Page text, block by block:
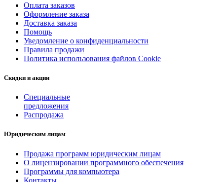
Оплата заказов
Оформление заказа
Доставка заказа
Помощь
Уведомление о конфиденциальности
Правила продажи
Политика использования файлов Cookie
Скидки и акции
Специальные
предложения
Распродажа
Юридическим лицам
Продажа программ юридическим лицам
О лицензировании программного обеспечения
Программы для компьютера
Контакты